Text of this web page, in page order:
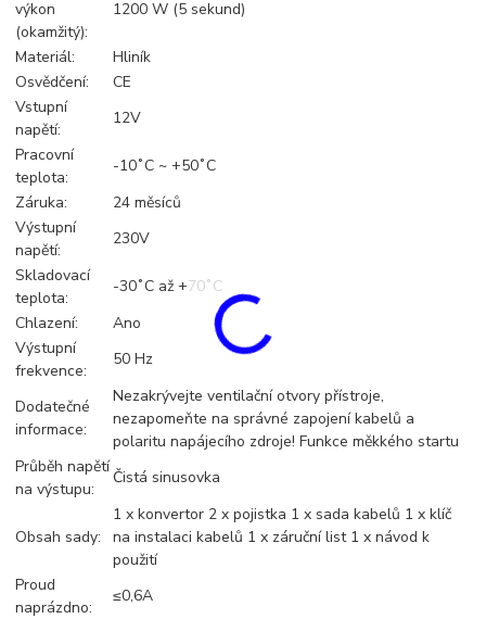
výkon
(okamžitý):
1200 W (5 sekund)
Materiál:
Hliník
Osvědčení:
CE
Vstupní
napětí:
12V
Pracovní
teplota:
-10˚C ~ +50˚C
Záruka:
24 měsíců
Výstupní
napětí:
230V
Skladovací
teplota:
-30˚C až +70˚C
Chlazení:
Ano
Výstupní
frekvence:
50 Hz
Dodatečné
informace:
Nezakrývejte ventilační otvory přístroje,
nezapomeňte na správné zapojení kabelů a
polaritu napájecího zdroje! Funkce měkkého startu
Průběh napětí
na výstupu:
Čistá sinusovka
Obsah sady:
1 x konvertor 2 x pojistka 1 x sada kabelů 1 x klíč
na instalaci kabelů 1 x záruční list 1 x návod k
použití
Proud
naprázdno:
≤0,6A